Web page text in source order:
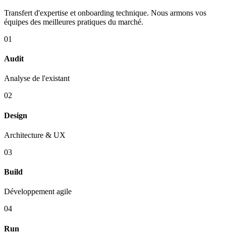
Transfert d'expertise et onboarding technique. Nous armons vos
équipes des meilleures pratiques du marché.
01
Audit
Analyse de l'existant
02
Design
Architecture & UX
03
Build
Développement agile
04
Run